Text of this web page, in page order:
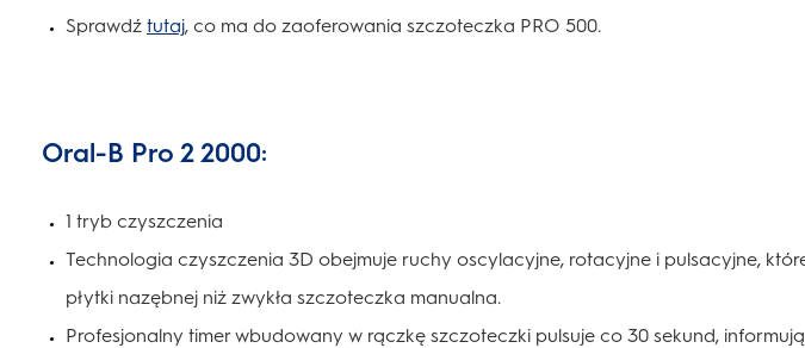
Sprawdź tutaj, co ma do zaoferowania szczoteczka PRO 500.
Oral-B Pro 2 2000:
1 tryb czyszczenia
Technologia czyszczenia 3D obejmuje ruchy oscylacyjne, rotacyjne i pulsacyjne,
płytki nazębnej niż zwykła szczoteczka manualna.
Profesjonalny timer wbudowany w rączkę szczoteczki pulsuje co 30 sekund,